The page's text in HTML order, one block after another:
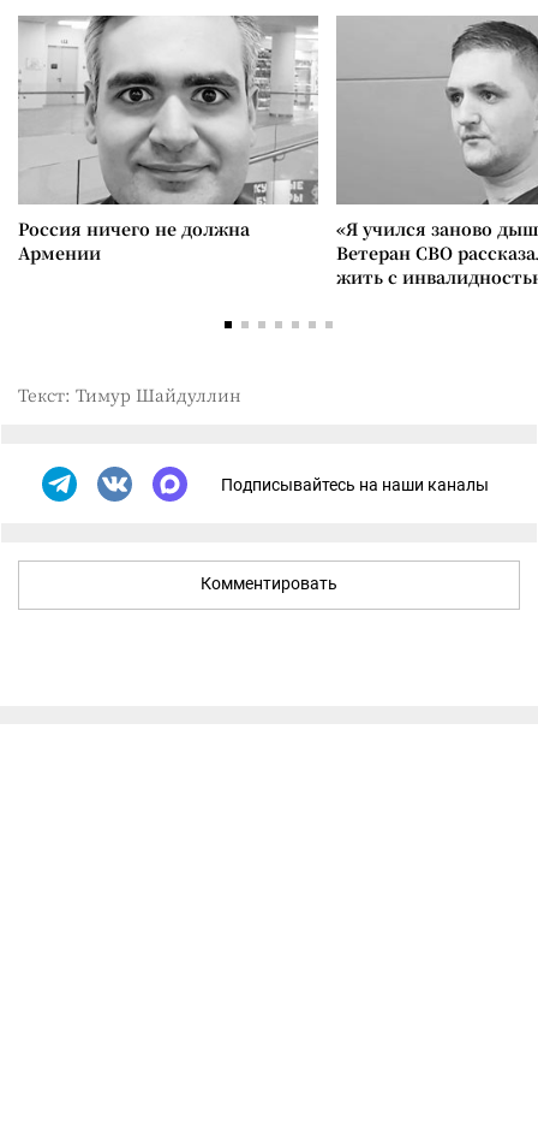
Россия ничего не должна
Армении
«Я учился заново
Ветеран СВО
жить с
Текст: Тимур Шайдуллин
Подписывайтесь на наши каналы
Комментировать